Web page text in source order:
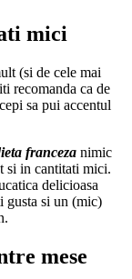
mici
(si de cele mai
recomanda ca de
sa pui accentul
franceza nimic
si in cantitati mici.
delicioasa
gusta si un (mic)
mese